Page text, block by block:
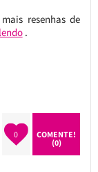
resenhas de
.
0
COMENTE!
(0)